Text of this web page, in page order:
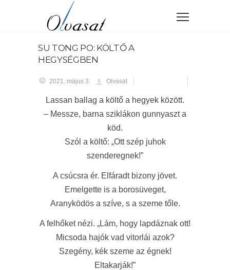
SU TONG PO: KÖLTŐ A
HEGYSÉGBEN
2021. május 3. Olvasat
Lassan ballag a költő a hegyek között.
– Messze, barna sziklákon gunnyaszt a
köd.
Szól a költő: „Ott szép juhok
szenderegnek!”
A csúcsra ér. Elfáradt bizony jövet.
Emelgette is a borosüveget,
Aranyködös a szíve, s a szeme tőle.
A felhőket nézi. „Lám, hogy lapdáznak ott!
Micsoda hajók vad vitorlái azok?
Szegény, kék szeme az égnek!
Eltakarják!”